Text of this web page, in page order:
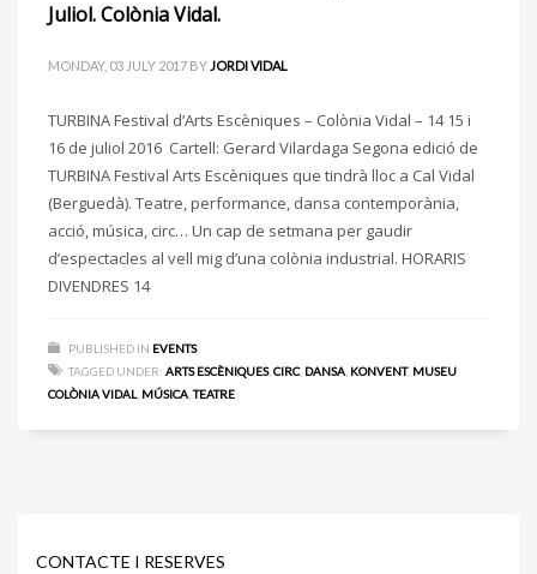
Juliol. Colònia Vidal.
MONDAY, 03 JULY 2017 BYJORDI VIDAL
TURBINA Festival d’Arts Escèniques – Colònia Vidal – 14 15 i
16 de juliol 2016 Cartell: Gerard Vilardaga Segona edició de
TURBINA Festival Arts Escèniques que tindrà lloc a Cal Vidal
(Berguedà). Teatre, performance, dansa contemporània,
acció, música, circ… Un cap de setmana per gaudir
d’espectacles al vell mig d’una colònia industrial. HORARIS
DIVENDRES 14
PUBLISHED IN EVENTS
TAGGED UNDER: ARTS ESCÈNIQUES, CIRC, DANSA KONVENT, MUSEU
COLÒNIA VIDAL, MÚSICA ,TEATRE
CONTACTE I RESERVES